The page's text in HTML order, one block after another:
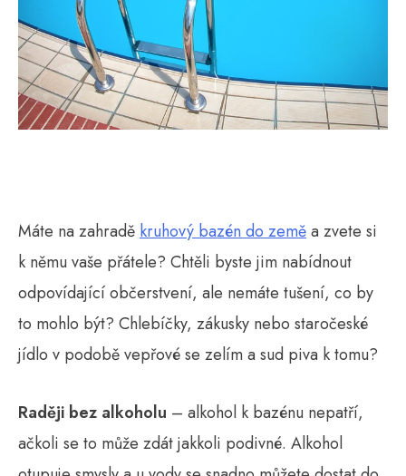
Máte na zahradě kruhový bazén do zeměa zvete si
k němu vaše přátele? Chtěli byste jim nabídnout
odpovídající občerstvení, ale nemáte tušení, co by
to mohlo být? Chlebíčky, zákusky nebo staročeské
jídlo v podobě vepřové se zelím a sud piva k tomu?
Raději bez alkoholu – alkohol k bazénu nepatří,
ačkoli se to může zdát jakkoli podivné. Alkohol